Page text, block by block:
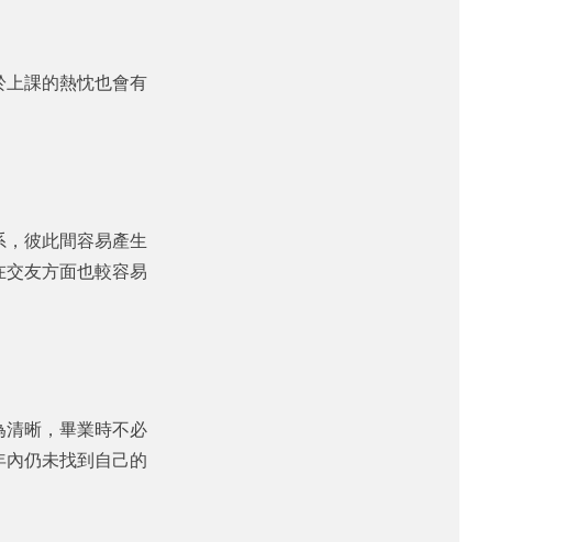
上課的熱忱也會有
彼此間容易產生
友方面也較容易
清晰，畢業時不必
仍未找到自己的